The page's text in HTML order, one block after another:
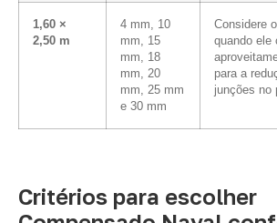
1,60 ×
2,50 m
4 mm, 10
mm, 15
mm, 18
mm, 20
mm, 25 mm
e 30 mm
Considere
quando ele
para a
junções no
Critérios para escolher